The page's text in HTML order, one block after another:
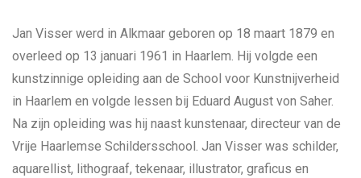
Jan Visser werd in Alkmaar geboren op 18 maart 1879 en
overleed op 13 januari 1961 in Haarlem. Hij volgde een
kunstzinnige opleiding aan de School voor Kunstnijverheid
in Haarlem en volgde lessen bij Eduard August von Saher.
Na zijn opleiding was hij naast kunstenaar, directeur van de
Vrije Haarlemse Schildersschool. Jan Visser was schilder,
aquarellist, lithograaf, tekenaar, illustrator, graficus en